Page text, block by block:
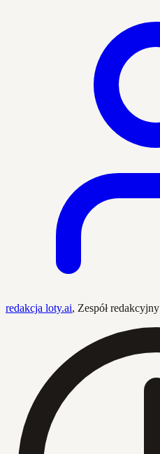
redakcja loty.ai, Zespół redakcyjny